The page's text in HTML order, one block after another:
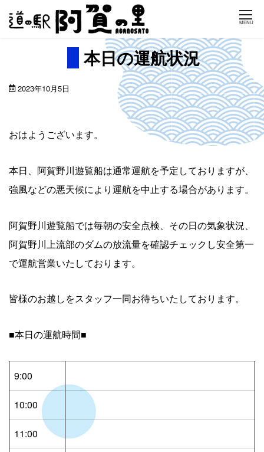
Skip
MENU
本日の運航状況
2023年10月5日
おはようございます。
本日、阿賀野川遊覧船は通常運航を予定しておりますが、
強風などの悪天候により運航を中止する場合があります。
阿賀野川遊覧船では毎朝の安全点検、その日の気象状況、
阿賀野川上流部のダムの放流量を確認チェックし安全第一
で運航営業いたしております。
皆様のお越しをスタッフ一同お待ちいたしております。
■本日の運航時間■
9:00
10:00
11:00